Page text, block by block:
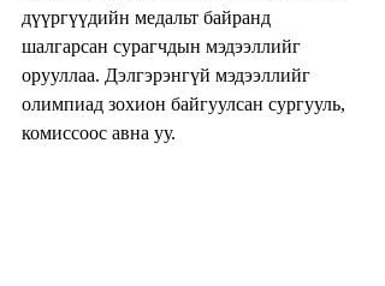
дүүргүүдийн медальт байранд
шалгарсан сурагчдын мэдээллийг
орууллаа. Дэлгэрэнгүй мэдээллийг
олимпиад зохион байгуулсан сургууль,
комиссоос авна уу.